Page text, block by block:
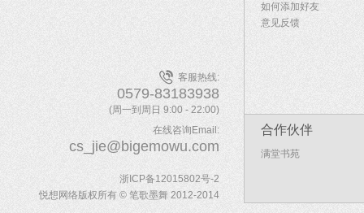
客服热线:
0579-83183938
(周一到周日 9:00 - 22:00)
在线咨询Email:
cs_jie@bigemowu.com
浙ICP备12015802号-2
悦想网络版权所有 © 笔歌墨舞 2012-2014
如何添加好友
意见反馈
合作伙伴
满堂书苑